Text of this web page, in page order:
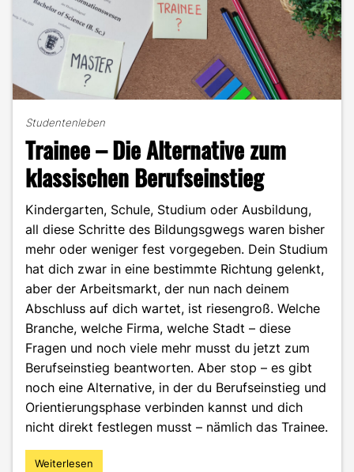
Studentenleben
Trainee – Die Alternative zum
klassischen Berufseinstieg
Kindergarten, Schule, Studium oder Ausbildung,
all diese Schritte des Bildungsgwegs waren bisher
mehr oder weniger fest vorgegeben. Dein Studium
hat dich zwar in eine bestimmte Richtung gelenkt,
aber der Arbeitsmarkt, der nun nach deinem
Abschluss auf dich wartet, ist riesengroß. Welche
Branche, welche Firma, welche Stadt – diese
Fragen und noch viele mehr musst du jetzt zum
Berufseinstieg beantworten. Aber stop – es gibt
noch eine Alternative, in der du Berufseinstieg und
Orientierungsphase verbinden kannst und dich
nicht direkt festlegen musst – nämlich das Trainee.
"Trainee
Weiterlesen